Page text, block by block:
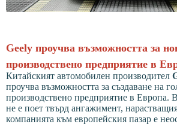
Geely проучва възможността за
производствено предприятие в
Китайският автомобилен производител
проучва възможността за създаване на
производствено предприятие в Европа.
не е поет твърд ангажимент,
компанията към европейския пазар е